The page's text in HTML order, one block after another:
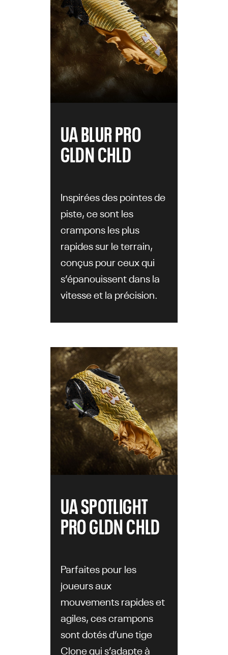
UA BLUR PRO
GLDN CHLD
Inspirées des pointes de
piste, ce sont les
crampons les plus
rapides sur le terrain,
conçus pour ceux qui
s’épanouissent dans la
vitesse et la précision.
UA SPOTLIGHT
PRO GLDN CHLD
Parfaites pour les
joueurs aux
mouvements rapides et
agiles, ces crampons
sont dotés d’une tige
Clone qui s’adapte à